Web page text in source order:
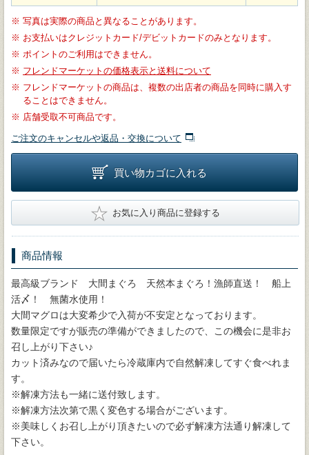
※ 写真は実際の商品と異なることがあります。
※ お支払いはクレジットカード/デビットカードのみとなります。
※ ポイントのご利用はできません。
※ フレンドマーケットの価格表示と送料について
※ フレンドマーケットの商品は、複数の出店者の商品を同時に購入す
ることはできません。
※ 店舗受取不可商品です。
ご注文のキャンセルや返品・交換について
買い物カゴに入れる
★ お気に入り商品に登録する
商品情報
最高級ブランド 大間まぐろ 天然本まぐろ！漁師直送！ 船上
活〆！ 無菌水使用！
大間マグロは大変希少で入荷が不安定となっております。
数量限定ですが販売の準備ができましたので、この機会に是非お
召し上がり下さい♪
カット済みなので届いたら冷蔵庫内で自然解凍してすぐ食べれま
す。
※解凍方法も一緒に送付致します。
※解凍方法次第で黒く変色する場合がございます。
※美味しくお召し上がり頂きたいので必ず解凍方法通り解凍して
下さい。